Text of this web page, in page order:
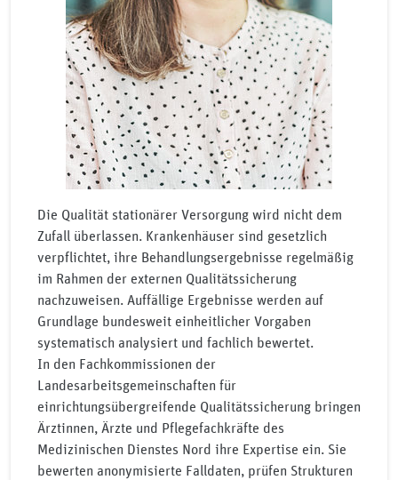
Die Qualität stationärer Versorgung wird nicht dem
Zufall überlassen. Krankenhäuser sind gesetzlich
verpflichtet, ihre Behandlungsergebnisse regelmäßig
im Rahmen der externen Qualitätssicherung
nachzuweisen. Auffällige Ergebnisse werden auf
Grundlage bundesweit einheitlicher Vorgaben
systematisch analysiert und fachlich bewertet.
In den Fachkommissionen der
Landesarbeitsgemeinschaften für
einrichtungsübergreifende Qualitätssicherung bringen
Ärztinnen, Ärzte und Pflegefachkräfte des
Medizinischen Dienstes Nord ihre Expertise ein. Sie
bewerten anonymisierte Falldaten, prüfen Strukturen